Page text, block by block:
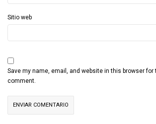
Sitio web
Save my name, email, and website in this browser for
comment.